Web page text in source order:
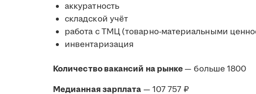
аккуратность
складской учёт
работа с ТМЦ (товарно-материальными
инвентаризация
Количество вакансий на рынке— больше 1800
Медианная зарплата — 107 757 ₽